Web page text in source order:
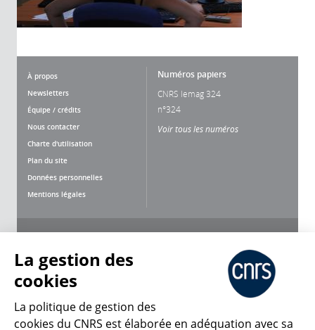
À propos
Newsletters
Équipe / crédits
Nous contacter
Charte d'utilisation
Plan du site
Données personnelles
Mentions légales
Numéros papiers
CNRS lemag 324
n°324
Voir tous les numéros
La gestion des
cookies
La politique de gestion des
cookies du CNRS est élaborée en adéquation avec sa